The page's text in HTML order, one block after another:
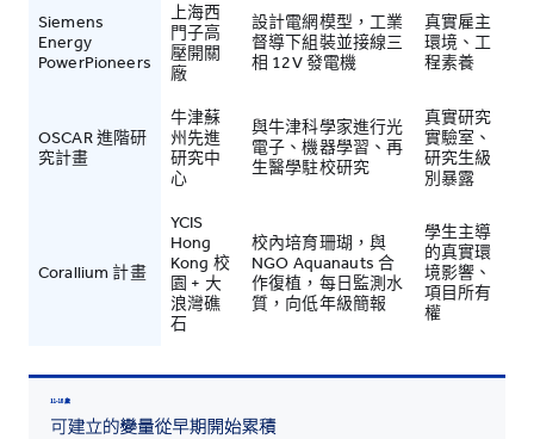
Siemens
Energy
PowerPioneers
上海西
門子高
壓開關
廠
設計電網模型，工業
督導下組裝並接線三
相 12V 發電機
真實雇主
環境、工
程素養
OSCAR 進階研
究計畫
牛津蘇
州先進
研究中
心
與牛津科學家進行光
電子、機器學習、再
生醫學駐校研究
真實研究
實驗室、
研究生級
別暴露
Corallium 計畫
YCIS
Hong
Kong 校
園 + 大
浪灣礁
石
校內培育珊瑚，與
NGO Aquanauts 合
作復植，每日監測水
質，向低年級簡報
學生主導
的真實環
境影響、
項目所有
權